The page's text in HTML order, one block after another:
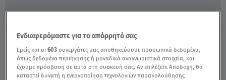
Κριός: 23/3/2021 - Οι Σημερινές
Προβλέψεις - Video
Ενδιαφερόμαστε για το απόρρητό σας
Εμείς και οι603 συνεργάτες μας αποθηκεύουμε προσωπικά δεδομένα,
όπως δεδομένα περιήγησης ή μοναδικά αναγνωριστικά στοιχεία, και
έχουμε πρόσβαση σε αυτά στη συσκευή σας. Αν επιλέξετε Αποδοχή, θα
καταστεί δυνατή η ενεργοποίηση τεχνολογιών παρακολούθησης